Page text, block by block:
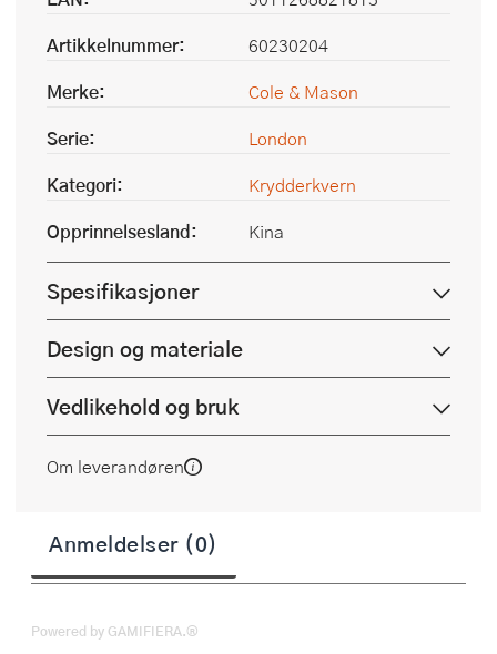
Artikkelnummer:
60230204
Merke:
Cole & Mason
Serie:
London
Kategori:
Krydderkvern
Opprinnelsesland:
Kina
Spesifikasjoner
Design og materiale
Vedlikehold og bruk
Om leverandøren
Anmeldelser (0)
Powered by GAMIFIERA.®